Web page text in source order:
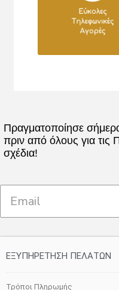
Πραγματοποίησε
πριν από όλους για τις
σχέδια!
ΕΞΥΠΗΡΕΤΗΣΗ ΠΕΛΑΤΩΝ
Τρόποι Πληρωμής